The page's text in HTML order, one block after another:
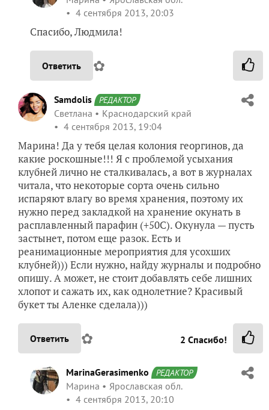
4 сентября 2013, 20:03
Спасибо, Людмила!
Ответить ✿
Samdolis РЕДАКТОР
Светлана
Краснодарский край
4 сентября 2013, 19:04
Марина! Да у тебя целая колония георгинов, да
какие роскошные!!! Я с проблемой усыхания
клубней лично не сталкивалась, а вот в журналах
читала, что некоторые сорта очень сильно
испаряют влагу во время хранения, поэтому их
нужно перед закладкой на хранение окунать в
расплавленный парафин (+50С). Окунула — пусть
застынет, потом еще разок. Есть и
реанимационные мероприятия для усохших
клубней))) Если нужно, найду журналы и подробно
опишу. А может, не стоит добавлять себе лишних
хлопот и сажать их, как однолетние? Красивый
букет ты Аленке сделала)))
Ответить ✿ 2 Спасибо!
MarinaGerasimenko РЕДАКТОР
Марина
Ярославская обл.
4 сентября 2013, 20:10